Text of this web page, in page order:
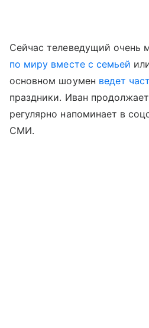
Сейчас телеведущий очень
по миру вместе с семьей
основном шоумен ведет
праздники. Иван
регулярно напоминает в
СМИ.